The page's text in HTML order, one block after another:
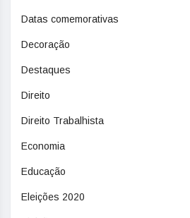
Datas comemorativas
Decoração
Destaques
Direito
Direito Trabalhista
Economia
Educação
Eleições 2020